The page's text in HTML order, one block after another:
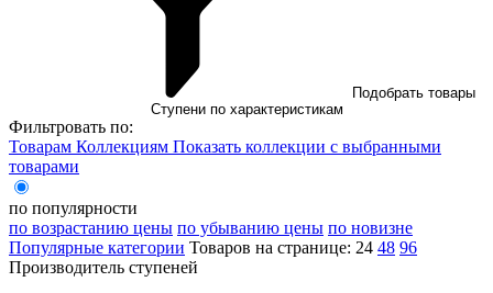
Ступени по характеристикам
Фильтровать по:
Товарам Коллекциям Показать коллекции с выбранными
товарами
по популярности
по возрастанию цены по убыванию цены по новизне
Популярные категории Товаров на странице: 24 48 96
Производитель ступеней